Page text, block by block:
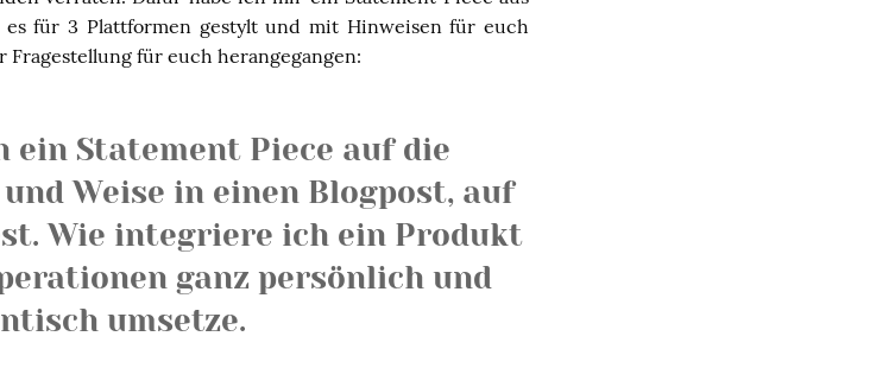
für 3 Plattformen gestylt und mit Hinweisen für euch
für euch herangegangen:
ein Statement Piece auf die
Weise in einen Blogpost, auf
Wie integriere ich ein Produkt
ganz persönlich und
umsetze.